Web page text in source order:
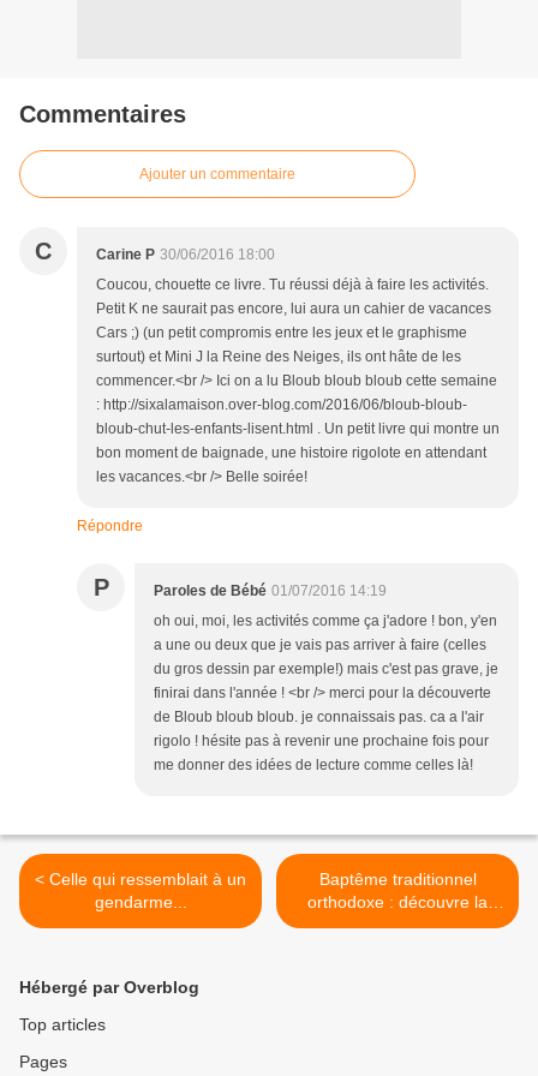
Commentaires
Ajouter un commentaire
C Carine P 30/06/2016 18:00
Coucou, chouette ce livre. Tu réussi déjà à faire les activités.
Petit K ne saurait pas encore, lui aura un cahier de vacances
Cars ;) (un petit compromis entre les jeux et le graphisme
surtout) et Mini J la Reine des Neiges, ils ont hâte de les
commencer.<br /> Ici on a lu Bloub bloub bloub cette semaine
: http://sixalamaison.over-blog.com/2016/06/bloub-bloub-
bloub-chut-les-enfants-lisent.html . Un petit livre qui montre un
bon moment de baignade, une histoire rigolote en attendant
les vacances.<br /> Belle soirée!
Répondre
P Paroles de Bébé 01/07/2016 14:19
oh oui, moi, les activités comme ça j'adore ! bon, y'en
a une ou deux que je vais pas arriver à faire (celles
du gros dessin par exemple!) mais c'est pas grave, je
finirai dans l'année ! <br /> merci pour la découverte
de Bloub bloub bloub. je connaissais pas. ca a l'air
rigolo ! hésite pas à revenir une prochaine fois pour
me donner des idées de lecture comme celles là!
< Celle qui ressemblait à un
gendarme...
Baptême traditionnel
orthodoxe : découvre la
cérémonie de Petit Curieux
Hébergé par Overblog
Top articles
Pages